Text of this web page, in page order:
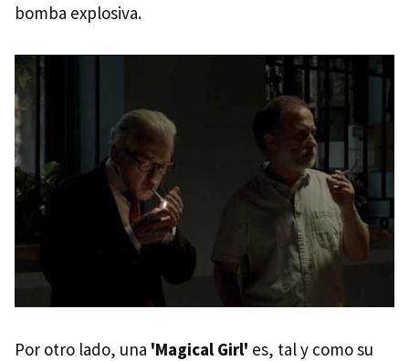
bomba explosiva.
Por otro lado, una 'Magical Girl' es, tal y como su